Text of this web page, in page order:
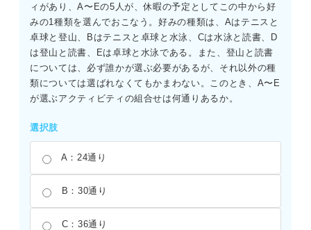
ィがあり、A〜Eの5人が、休暇の予定としてこの中から好
みの1種類を選んでおこなう。好みの種類は、Aはテニスと
卓球と登山、Bはテニスと卓球と水泳、Cは水泳と読書、D
は登山と読書、Eは卓球と水泳である。また、登山と読書
については、必ず誰かが選ぶ必要があるが、それ以外の種
類については選ばれなくてもかまわない。このとき、A〜E
が選ぶアクティビティの組合せは何通りあるか。
選択肢
A：24通り
B：30通り
C：36通り